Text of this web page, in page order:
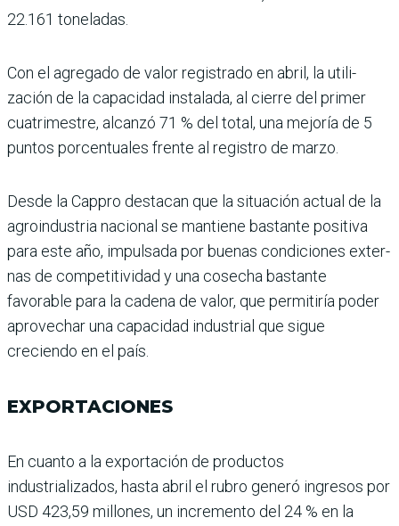
22.161 toneladas.
Con el agregado de valor registrado en abril, la utili­
zación de la capacidad insta­lada, al cierre del primer
cua­trimestre, alcanzó 71 % del total, una mejoría de 5
puntos porcentuales frente al regis­tro de marzo.
Desde la Cappro destacan que la situación actual de la
agroindustria nacional se mantiene bastante positiva
para este año, impulsada por buenas condiciones exter­
nas de competitividad y una cosecha bastante
favorable para la cadena de valor, que permitiría poder
aprove­char una capacidad indus­trial que sigue
creciendo en el país.
EXPORTACIONES
En cuanto a la exportación de productos
industrializados, hasta abril el rubro generó ingresos por
USD 423,59 millones, un incremento del 24 % en la